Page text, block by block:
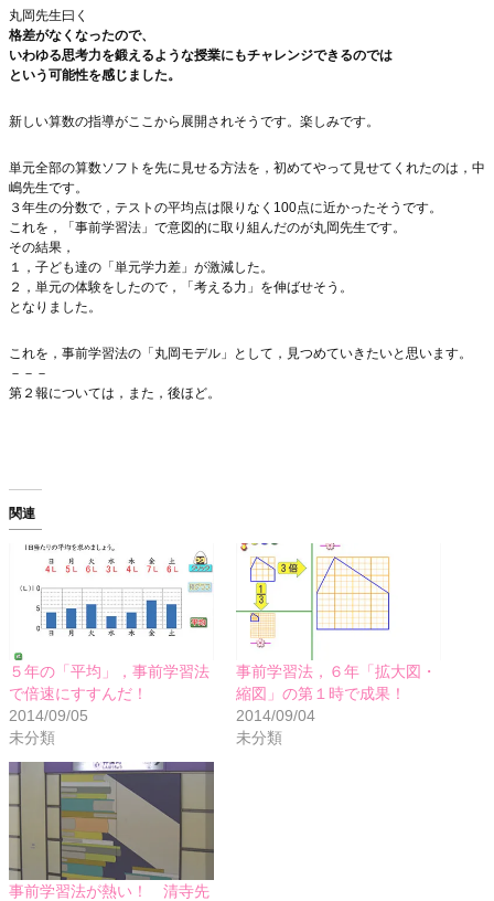
丸岡先生曰く
格差がなくなったので、
いわゆる思考力を鍛えるような授業にもチャレンジできるのでは
という可能性を感じました。
新しい算数の指導がここから展開されそうです。楽しみです。
単元全部の算数ソフトを先に見せる方法を，初めてやって見せてくれたのは，中
嶋先生です。
３年生の分数で，テストの平均点は限りなく100点に近かったそうです。
これを，「事前学習法」で意図的に取り組んだのが丸岡先生です。
その結果，
１，子ども達の「単元学力差」が激減した。
２，単元の体験をしたので，「考える力」を伸ばせそう。
となりました。
これを，事前学習法の「丸岡モデル」として，見つめていきたいと思います。
－－－
第２報については，また，後ほど。
関連
５年の「平均」，事前学習法
で倍速にすすんだ！
2014/09/05
未分類
事前学習法，６年「拡大図・
縮図」の第１時で成果！
2014/09/04
未分類
事前学習法が熱い！ 清寺先